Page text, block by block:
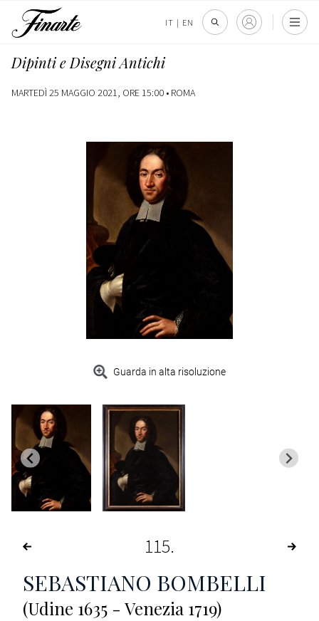
IT | EN
Dipinti e Disegni Antichi
MARTEDÌ 25 MAGGIO 2021, ORE 15:00 • ROMA
Guarda in alta risoluzione
115
SEBASTIANO BOMBELLI
(Udine 1635 - Venezia 1719)